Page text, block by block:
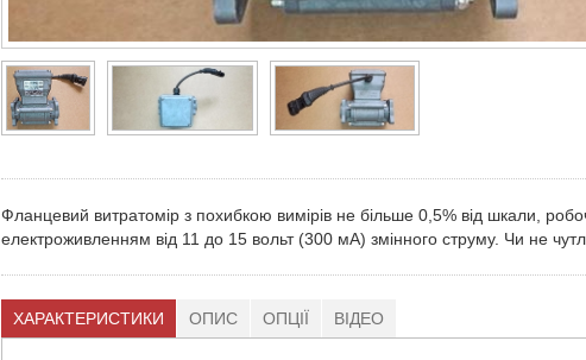
Фланцевий витратомір з похибкою вимірів не більше 0,5% від шкали,
електроживленням від 11 до 15 вольт (300 мА) змінного струму. Чи не
ХАРАКТЕРИСТИКИ ОПИС ОПЦІЇ ВІДЕО